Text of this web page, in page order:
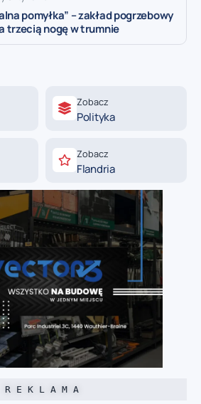
pomyłka” – zakład pogrzebowy
trzecią nogę w trumnie
Zobacz
Polityka
Zobacz
Flandria
R E K L A M A